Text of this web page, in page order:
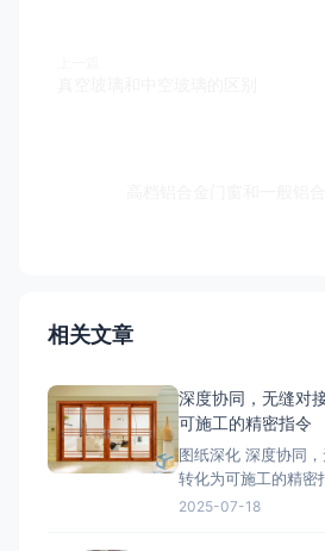
相关文章
深度协同，无缝对
可施工的精密指令
图纸深化 深度协同
转化为可施工的精密
想，深化是让理想落
2025-07-18